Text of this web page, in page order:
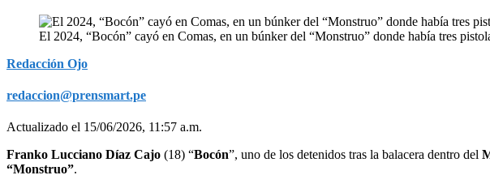
El 2024, “Bocón” cayó en Comas, en un búnker del “Monstruo” donde había tres
Redacción Ojo
redaccion@prensmart.pe
Actualizado el 15/06/2026, 11:57 a.m.
Franko Lucciano Díaz Cajo (18) “Bocón”, uno de los detenidos tras la balacera dentro del
“Monstruo”.